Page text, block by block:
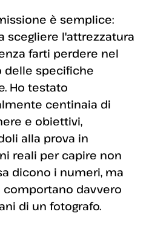
è semplice:
scegliere l'attrezzatura
farti perdere nel
delle specifiche
Ho testato
centinaia di
e obiettivi,
alla prova in
reali per capire non
dicono i numeri, ma
comportano davvero
di un fotografo.